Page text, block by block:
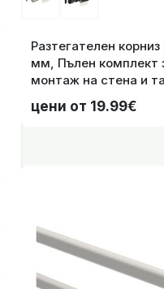
Разтегателен
мм, Пълен комплект
монтаж на стена и
код-2024140-003
цени от 19.99€
Разтегателен